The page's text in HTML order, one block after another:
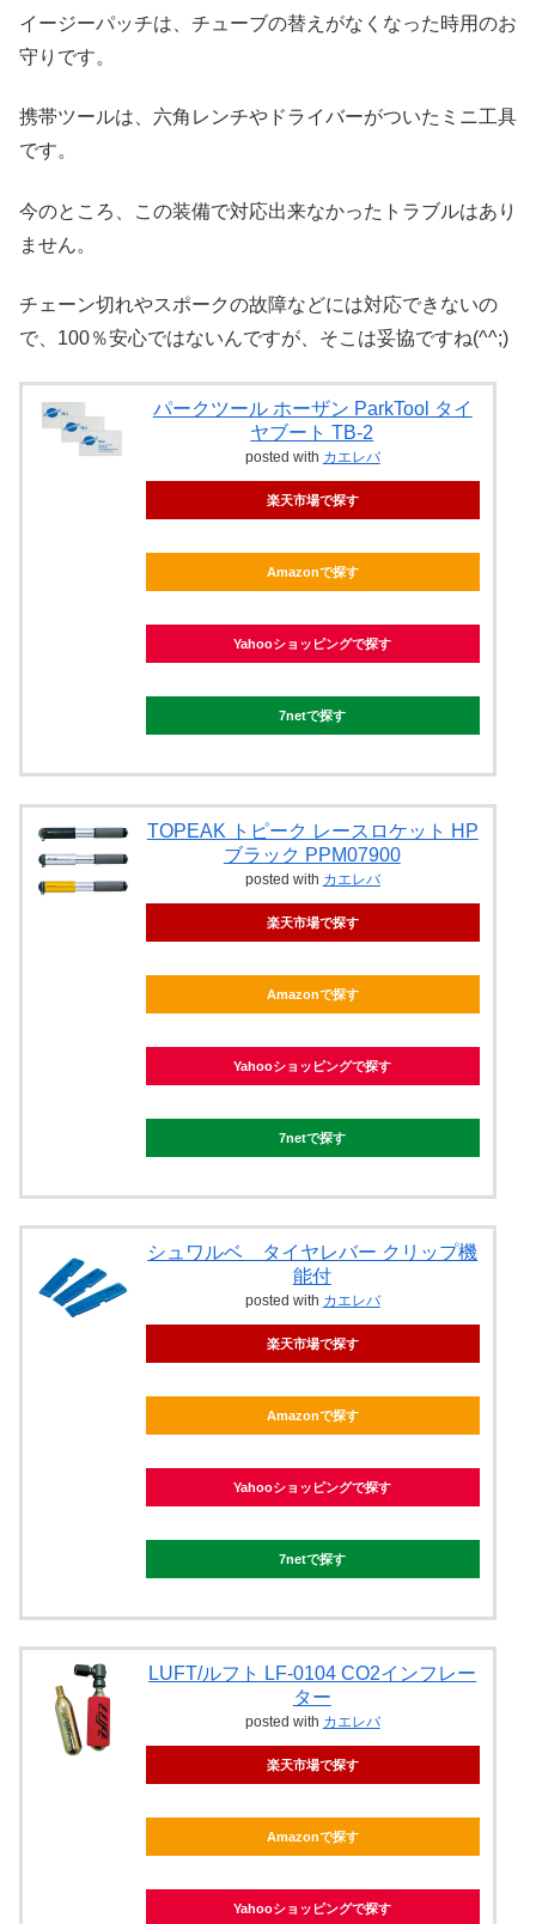
イージーパッチは、チューブの替えがなくなった時用のお
守りです。
携帯ツールは、六角レンチやドライバーがついたミニ工具
です。
今のところ、この装備で対応出来なかったトラブルはあり
ません。
チェーン切れやスポークの故障などには対応できないの
で、100％安心ではないんですが、そこは妥協ですね(^^;)
パークツール ホーザン ParkTool タイ
ヤブート TB-2
posted with カエレバ
楽天市場で探す
Amazonで探す
Yahooショッピングで探す
7netで探す
TOPEAK トピーク レースロケット HP
ブラック PPM07900
posted with カエレバ
楽天市場で探す
Amazonで探す
Yahooショッピングで探す
7netで探す
シュワルベ タイヤレバー クリップ機
能付
posted with カエレバ
楽天市場で探す
Amazonで探す
Yahooショッピングで探す
7netで探す
LUFT/ルフト LF-0104 CO2インフレー
ター
posted with カエレバ
楽天市場で探す
Amazonで探す
Yahooショッピングで探す